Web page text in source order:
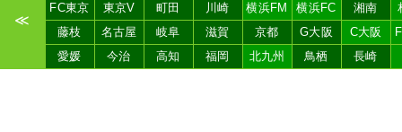
≪
FC東京
東京V 町田 川崎 横浜FM 横浜FC 湘南
藤枝
名古屋 岐阜 滋賀 京都 G大阪 C大阪
愛媛
今治 高知 福岡 北九州 鳥栖 長崎